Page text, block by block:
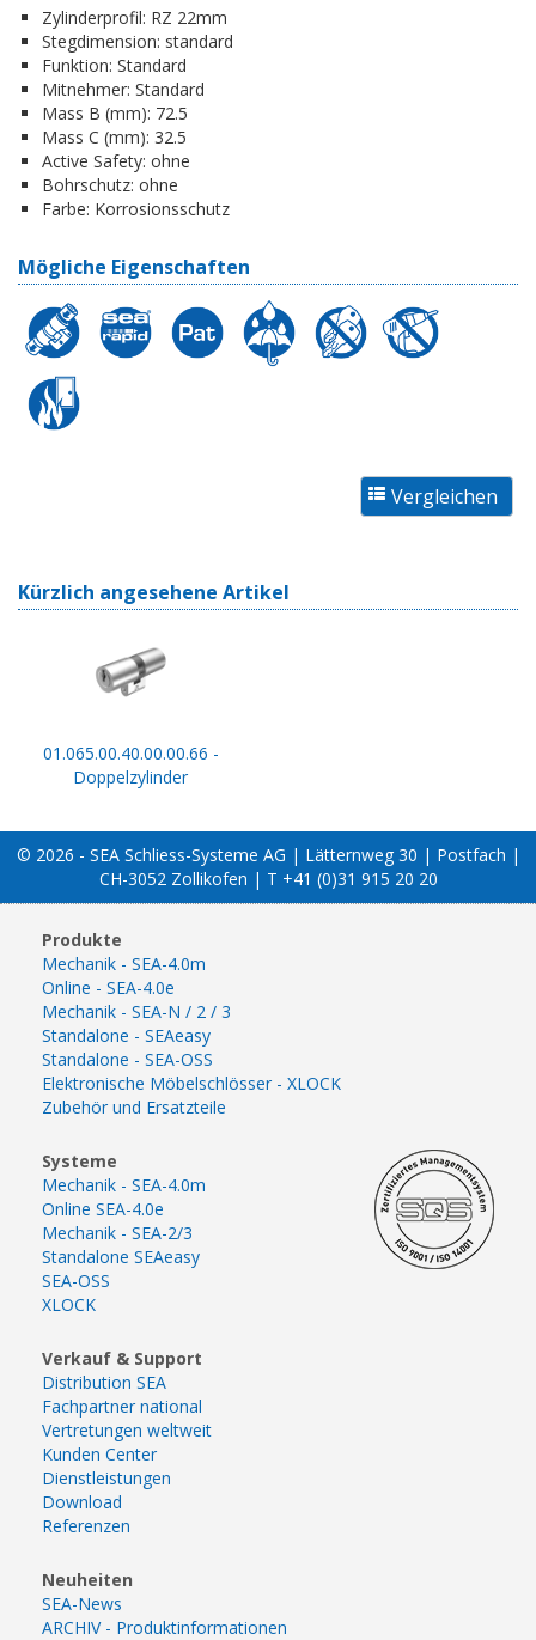
Zylinderprofil: RZ 22mm
Stegdimension: standard
Funktion: Standard
Mitnehmer: Standard
Mass B (mm): 72.5
Mass C (mm): 32.5
Active Safety: ohne
Bohrschutz: ohne
Farbe: Korrosionsschutz
Mögliche Eigenschaften
Kürzlich angesehene Artikel
01.065.00.40.00.00.66 -
Doppelzylinder
© 2026 - SEA Schliess-Systeme AG | Lätternweg 30 | Postfach |
CH-3052 Zollikofen | T +41 (0)31 915 20 20
Produkte
Mechanik - SEA-4.0m
Online - SEA-4.0e
Mechanik - SEA-N / 2 / 3
Standalone - SEAeasy
Standalone - SEA-OSS
Elektronische Möbelschlösser - XLOCK
Zubehör und Ersatzteile
Systeme
Mechanik - SEA-4.0m
Online SEA-4.0e
Mechanik - SEA-2/3
Standalone SEAeasy
SEA-OSS
XLOCK
Verkauf & Support
Distribution SEA
Fachpartner national
Vertretungen weltweit
Kunden Center
Dienstleistungen
Download
Referenzen
Neuheiten
SEA-News
ARCHIV - Produktinformationen